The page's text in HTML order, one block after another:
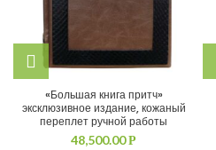
«Большая книга притч»
эксклюзивное издание, кожаный
переплет ручной работы
48,500.00Р